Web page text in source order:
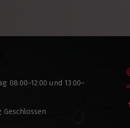
08:00–12:00 und 13:00–
Geschlossen